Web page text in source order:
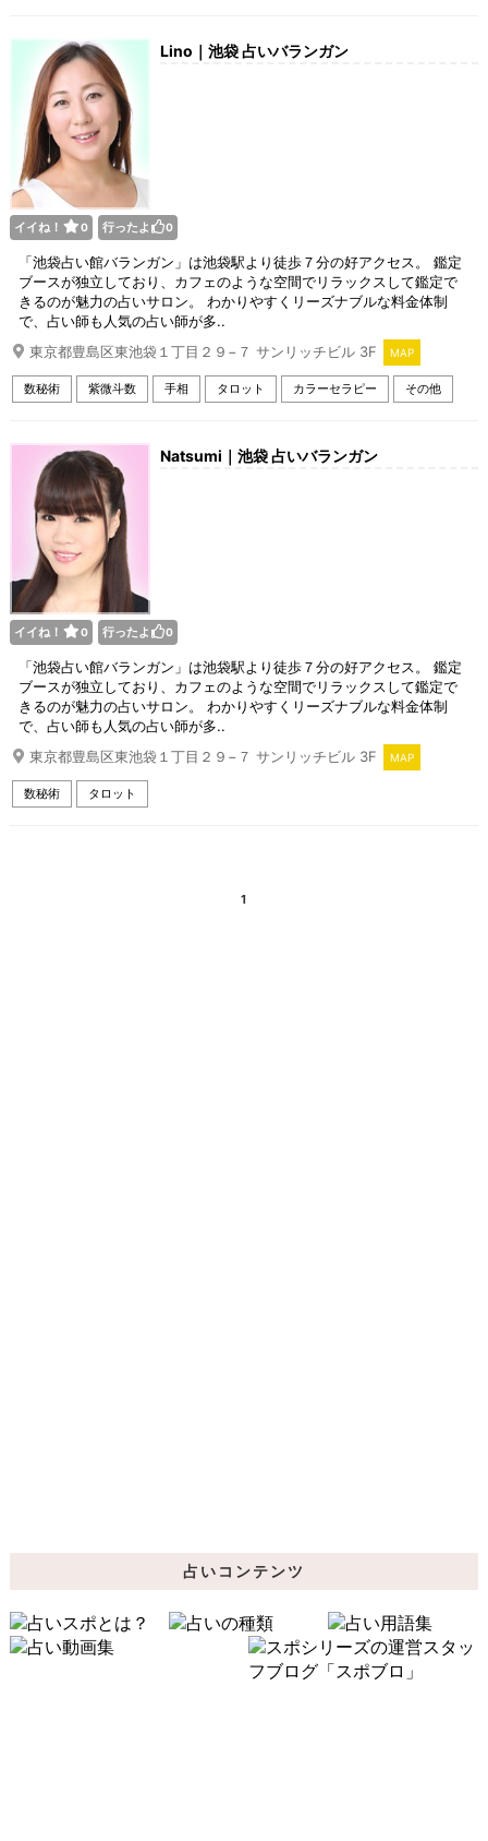
Lino｜池袋 占いバランガン
イイね！ 0 行ったよ 0
「池袋占い館バランガン」は池袋駅より徒歩７分の好アクセス。 鑑定
ブースが独立しており、カフェのような空間でリラックスして鑑定で
きるのが魅力の占いサロン。 わかりやすくリーズナブルな料金体制
で、占い師も人気の占い師が多..
東京都豊島区東池袋１丁目２９−７ サンリッチビル 3F
MAP
数秘術 紫微斗数 手相 タロット カラーセラピー その他
Natsumi｜池袋 占いバランガン
イイね！ 0 行ったよ 0
「池袋占い館バランガン」は池袋駅より徒歩７分の好アクセス。 鑑定
ブースが独立しており、カフェのような空間でリラックスして鑑定で
きるのが魅力の占いサロン。 わかりやすくリーズナブルな料金体制
で、占い師も人気の占い師が多..
東京都豊島区東池袋１丁目２９−７ サンリッチビル 3F
MAP
数秘術 タロット
1
占いコンテンツ